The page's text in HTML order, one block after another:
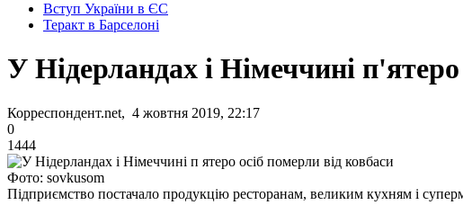
Вступ України в ЄС
Теракт в Барселоні
У Нідерландах і Німеччині
Корреспондент.net, 4 жовтня 2019, 22:17
0
1444
Фото: sovkusom
Підприємство постачало продукцію ресторанам, великим кухням і